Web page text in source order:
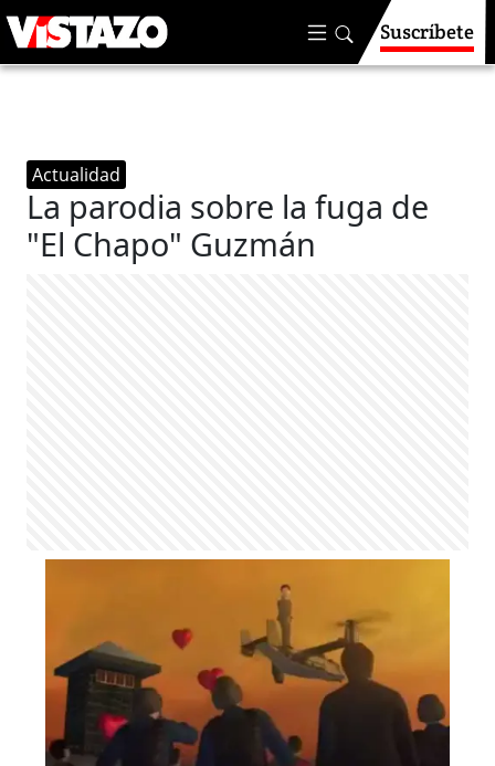
Suscríbete
Actualidad
La parodia sobre la fuga de
"El Chapo" Guzmán